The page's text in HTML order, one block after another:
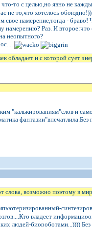
то с целью,но явно не
не то,что хотелось обоюдно!))
свое намерение,тогда - браво!
намерению? Раз. И
неопытного?
обладает и с которой сует
"калькированиям"слов и
фантазии"впечатлила.Без
возможно поэтому в
владеет
людей-биороботами...))))